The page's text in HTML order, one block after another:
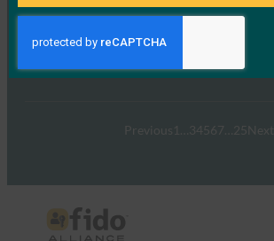
Read More →
Previous 1 34567 25Next